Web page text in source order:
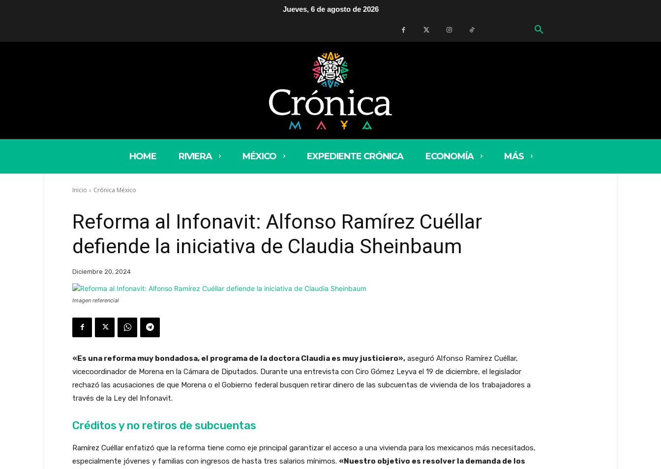
Jueves, 6 de agosto de 2026
HOME RIVIERA MÉXICO EXPEDIENTE CRÓNICA ECONOMÍA MÁS
Inicio Crónica México
Reforma al Infonavit: Alfonso Ramírez Cuéllar
defiende la iniciativa de Claudia Sheinbaum
Diciembre 20, 2024
Imagen referencial
«Es una reforma muy bondadosa, el programa de la doctora Claudia es muy justiciero», aseguró Alfonso Ramírez Cuéllar,
vicecoordinador de Morena en la Cámara de Diputados. Durante una entrevista con Ciro Gómez Leyva el 19 de diciembre, el legislador
rechazó las acusaciones de que Morena o el Gobierno federal busquen retirar dinero de las subcuentas de vivienda de los trabajadores a
través de la Ley del Infonavit.
Créditos y no retiros de subcuentas
Ramírez Cuéllar enfatizó que la reforma tiene como eje principal garantizar el acceso a una vivienda para los mexicanos más necesitados,
especialmente jóvenes y familias con ingresos de hasta tres salarios mínimos. «Nuestro objetivo es resolver la demanda de los